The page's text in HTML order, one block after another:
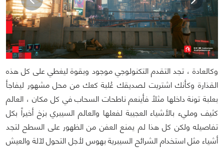
وكالعادة ، تجد التقدم التكنولوجي موجود وبقوة ليغطي على كل هذه
القذارة وكأنك اشتريت لصديقك عُلبة كعك من محل مشهور ليفاجأ
بعلبة تونة داخلها مثلاً فأينعم ناطحات السحاب في كل مكان ، العالم
كثيف ومليء بالأشياء العجيبة لفعلها والعالم السيبري بزخ أخيراً بكل
تفاصيله ولكن كل هذا لم يمنع العفن من الظهور على السطح لتجد
أشياء مثل استخدام الشرائح السيبرية بهوس لأجل التحول لآلة والعيش